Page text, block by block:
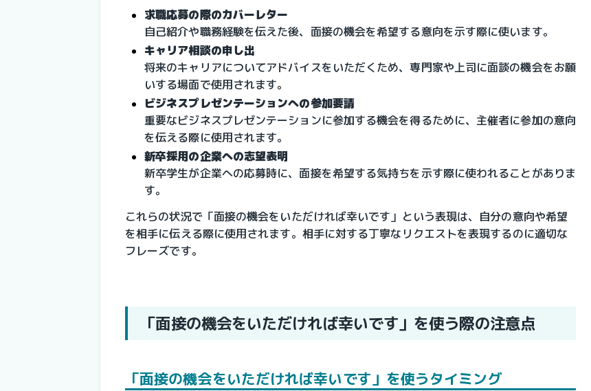
求職応募の際のカバーレター
自己紹介や職務経験を伝えた後、面接の機会を希望する意向を示す際に使います。
キャリア相談の申し出
将来のキャリアについてアドバイスをいただくため、専門家や上司に面談の機会をお願
いする場面で使用されます。
ビジネスプレゼンテーションへの参加要請
重要なビジネスプレゼンテーションに参加する機会を得るために、主催者に参加の意向
を伝える際に使用されます。
新卒採用の企業への志望表明
新卒学生が企業への応募時に、面接を希望する気持ちを示す際に使われることがありま
す。
これらの状況で「面接の機会をいただければ幸いです」という表現は、自分の意向や希望
を相手に伝える際に使用されます。相手に対する丁寧なリクエストを表現するのに適切な
フレーズです。
「面接の機会をいただければ幸いです」を使う際の注意点
「面接の機会をいただければ幸いです」を使うタイミング